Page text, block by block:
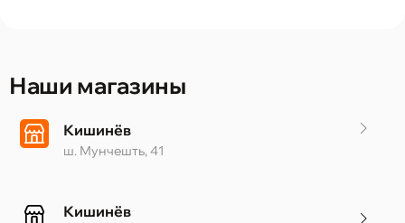
Наши магазины
Кишинёв
ш. Мунчешть, 41
Кишинёв